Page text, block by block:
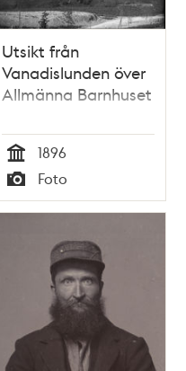
Utsikt från
Vanadislunden över
Allmänna Barnhuset
Tid
1896
Typ
Foto